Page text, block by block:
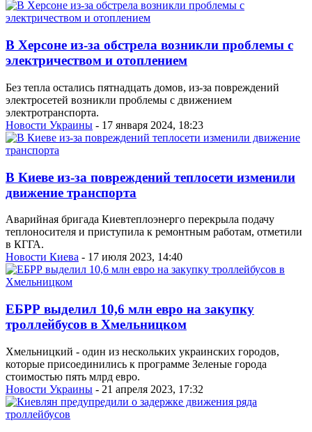
В Херсоне из-за обстрела возникли проблемы с
электричеством и отоплением
Без тепла остались пятнадцать домов, из-за повреждений
электросетей возникли проблемы с движением
электротранспорта.
Новости Украины - 17 января 2024, 18:23
В Киеве из-за повреждений теплосети изменили
движение транспорта
Аварийная бригада Киевтеплоэнерго перекрыла подачу
теплоносителя и приступила к ремонтным работам, отметили
в КГГА.
Новости Киева - 17 июля 2023, 14:40
ЕБРР выделил 10,6 млн евро на закупку
троллейбусов в Хмельницком
Хмельницкий - один из нескольких украинских городов,
которые присоединились к программе Зеленые города
стоимостью пять млрд евро.
Новости Украины - 21 апреля 2023, 17:32